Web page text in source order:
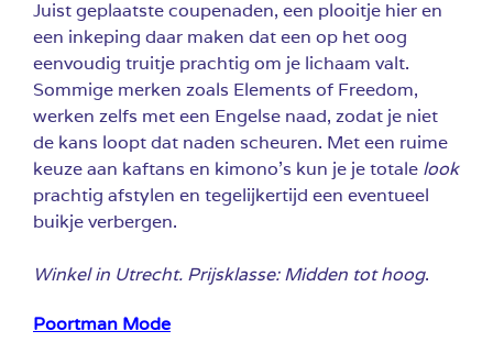
Juist geplaatste coupenaden, een plooitje hier en
een inkeping daar maken dat een op het oog
eenvoudig truitje prachtig om je lichaam valt.
Sommige merken zoals Elements of Freedom,
werken zelfs met een Engelse naad, zodat je niet
de kans loopt dat naden scheuren. Met een ruime
keuze aan kaftans en kimono’s kun je je totale look
prachtig afstylen en tegelijkertijd een eventueel
buikje verbergen.
Winkel in Utrecht. Prijsklasse: Midden tot hoog.
Poortman Mode